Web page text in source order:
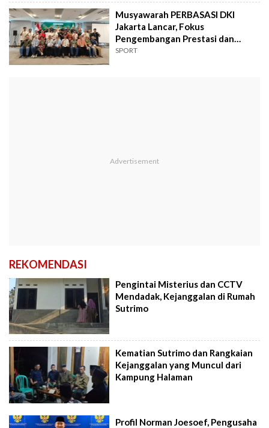
Musyawarah PERBASASI DKI
Jakarta Lancar, Fokus
Pengembangan Prestasi dan
Persiapan Menuju PON
SPORT
REKOMENDASI
Pengintai Misterius dan CCTV
Mendadak, Kejanggalan di Rumah
Sutrimo
Kematian Sutrimo dan Rangkaian
Kejanggalan yang Muncul dari
Kampung Halaman
Profil Norman Joesoef, Pengusaha